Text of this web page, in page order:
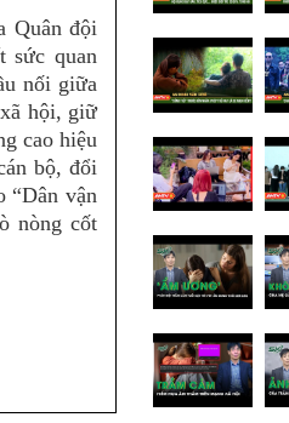
Quân đội
sức quan
nối giữa
hội, giữ
cao hiệu
bộ, đổi
“Dân vận
nòng cốt